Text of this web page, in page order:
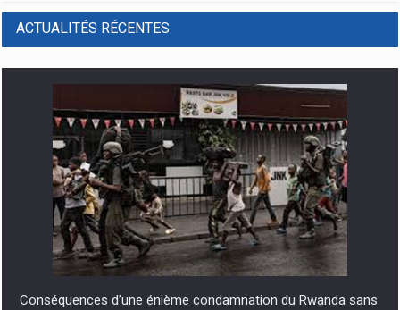
ACTUALITÉS RÉCENTES
Conséquences d’une énième condamnation du Rwanda sans